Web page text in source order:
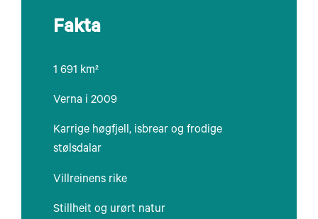
Fakta
1 691 km²
Verna i 2009
Karrige høgfjell, isbrear og frodige
stølsdalar
Villreinens rike
Stillheit og urørt natur